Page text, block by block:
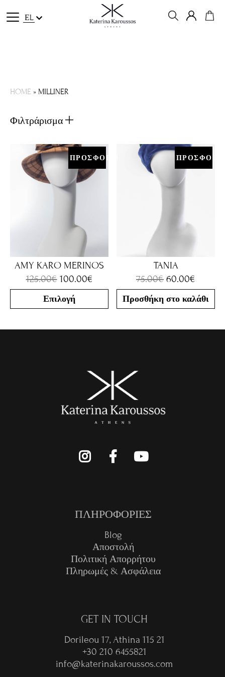
ΕL
HOME » MILLINER
Φιλτράρισμα
ΠΡΟΣΦΟΡΑ!
AMY KARO MERINOS
125.00€ 100.00€
Επιλογή
ΠΡΟΣΦΟΡΑ!
TANIA
75.00€ 60.00€
Προσθήκη στο καλάθι
ΠΛΗΡΟΦΟΡΙΕΣ
Blog
Αποστολή
Πολιτική Απορρήτου
Πληρωμές & Ασφάλεια
GET IN TOUCH
Dorileou 17, Athina 115 21
+30 210 6455821
info@katerinakaroussos.com